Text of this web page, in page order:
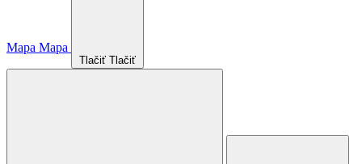
Mapa Mapa
Tlačiť Tlačiť